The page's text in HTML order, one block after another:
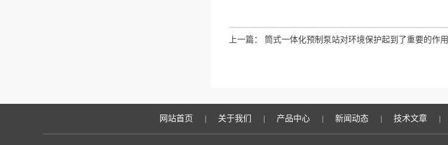
上一篇： 筒式一体化预制泵站对环境保护起到了重要的作用
网站首页 关于我们 产品中心 新闻动态 技术文章